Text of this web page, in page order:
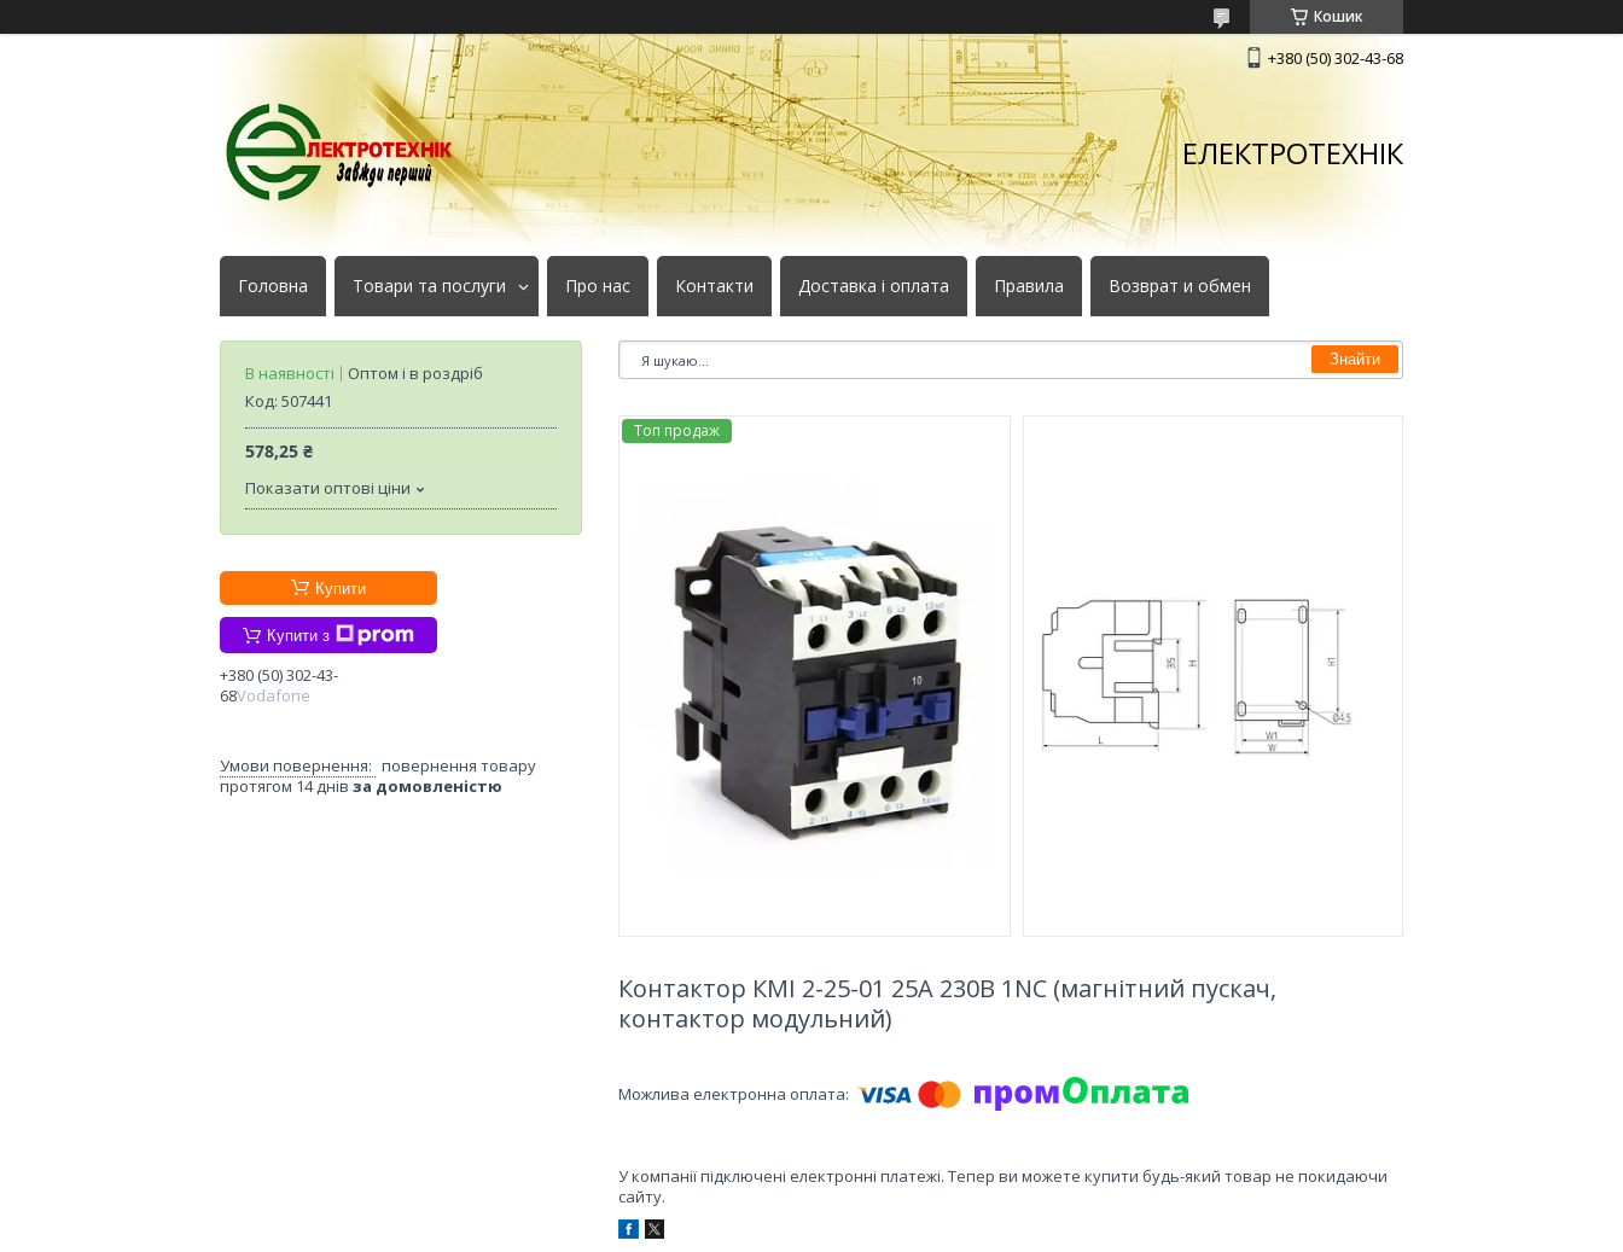
Кошик
+380 (50) 302-43-68
ЕЛЕКТРОТЕХНІК
Головна Товари та послуги Про нас Контакти Доставка і оплата Правила Возврат и обмен
Знайти
Топ продаж
Контактор КМІ 2-25-01 25А 230В 1NC (магнітний пускач,
контактор модульний)
У компанії підключені електронні платежі. Тепер ви можете купити будь-який товар не покидаючи
сайту.
В наявності
Оптом і в роздріб
Код: 507441
578,25 ₴
Показати оптові ціни
Купити
Купити з
+380 (50) 302-43-
68Vodafone
повернення товару
протягом 14 днів за домовленістю